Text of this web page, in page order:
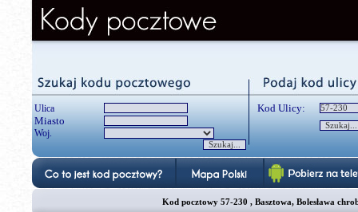
Ulica
Miasto
Woj.
Kod Ulicy:
Kod pocztowy 57-230 , Basztowa, Bolesława